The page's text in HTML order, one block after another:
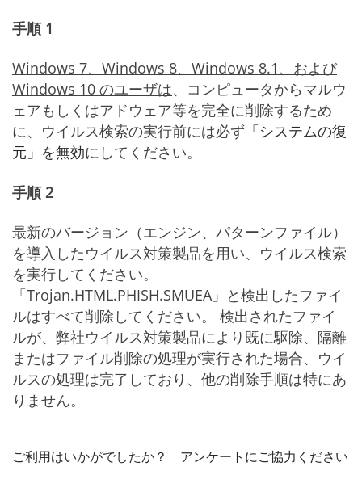
手順 1
Windows 7、Windows 8、Windows 8.1、および
Windows 10 のユーザは、コンピュータからマルウ
ェアもしくはアドウェア等を完全に削除するため
に、ウイルス検索の実行前には必ず 「システムの復
元」を無効にしてください。
手順 2
最新のバージョン（エンジン、パターンファイル）
を導入したウイルス対策製品を用い、ウイルス検索
を実行してください。
「Trojan.HTML.PHISH.SMUEA」と検出したファイ
ルはすべて削除してください。 検出されたファイ
ルが、弊社ウイルス対策製品により既に駆除、隔離
またはファイル削除の処理が実行された場合、ウイ
ルスの処理は完了しており、他の削除手順は特にあ
りません。
ご利用はいかがでしたか？ アンケートにご協力ください